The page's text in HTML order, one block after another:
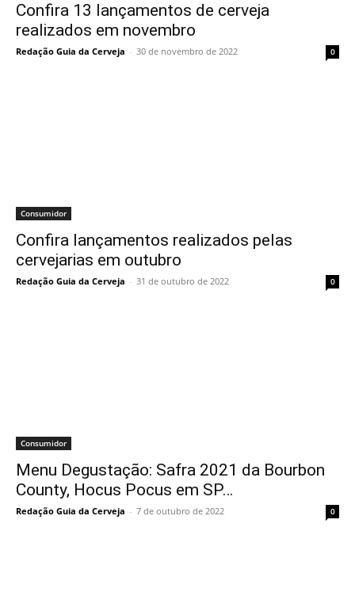
Confira 13 lançamentos de cerveja
realizados em novembro
Redação Guia da Cerveja - 30 de novembro de 2022 0
Consumidor
Confira lançamentos realizados pelas
cervejarias em outubro
Redação Guia da Cerveja - 31 de outubro de 2022 0
Consumidor
Menu Degustação: Safra 2021 da Bourbon
County, Hocus Pocus em SP…
Redação Guia da Cerveja - 7 de outubro de 2022 0